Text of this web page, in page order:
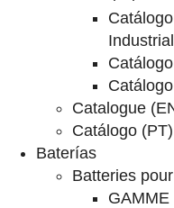
Industrial
Catalogue
Catálogo (PT)
Baterías
Batteries